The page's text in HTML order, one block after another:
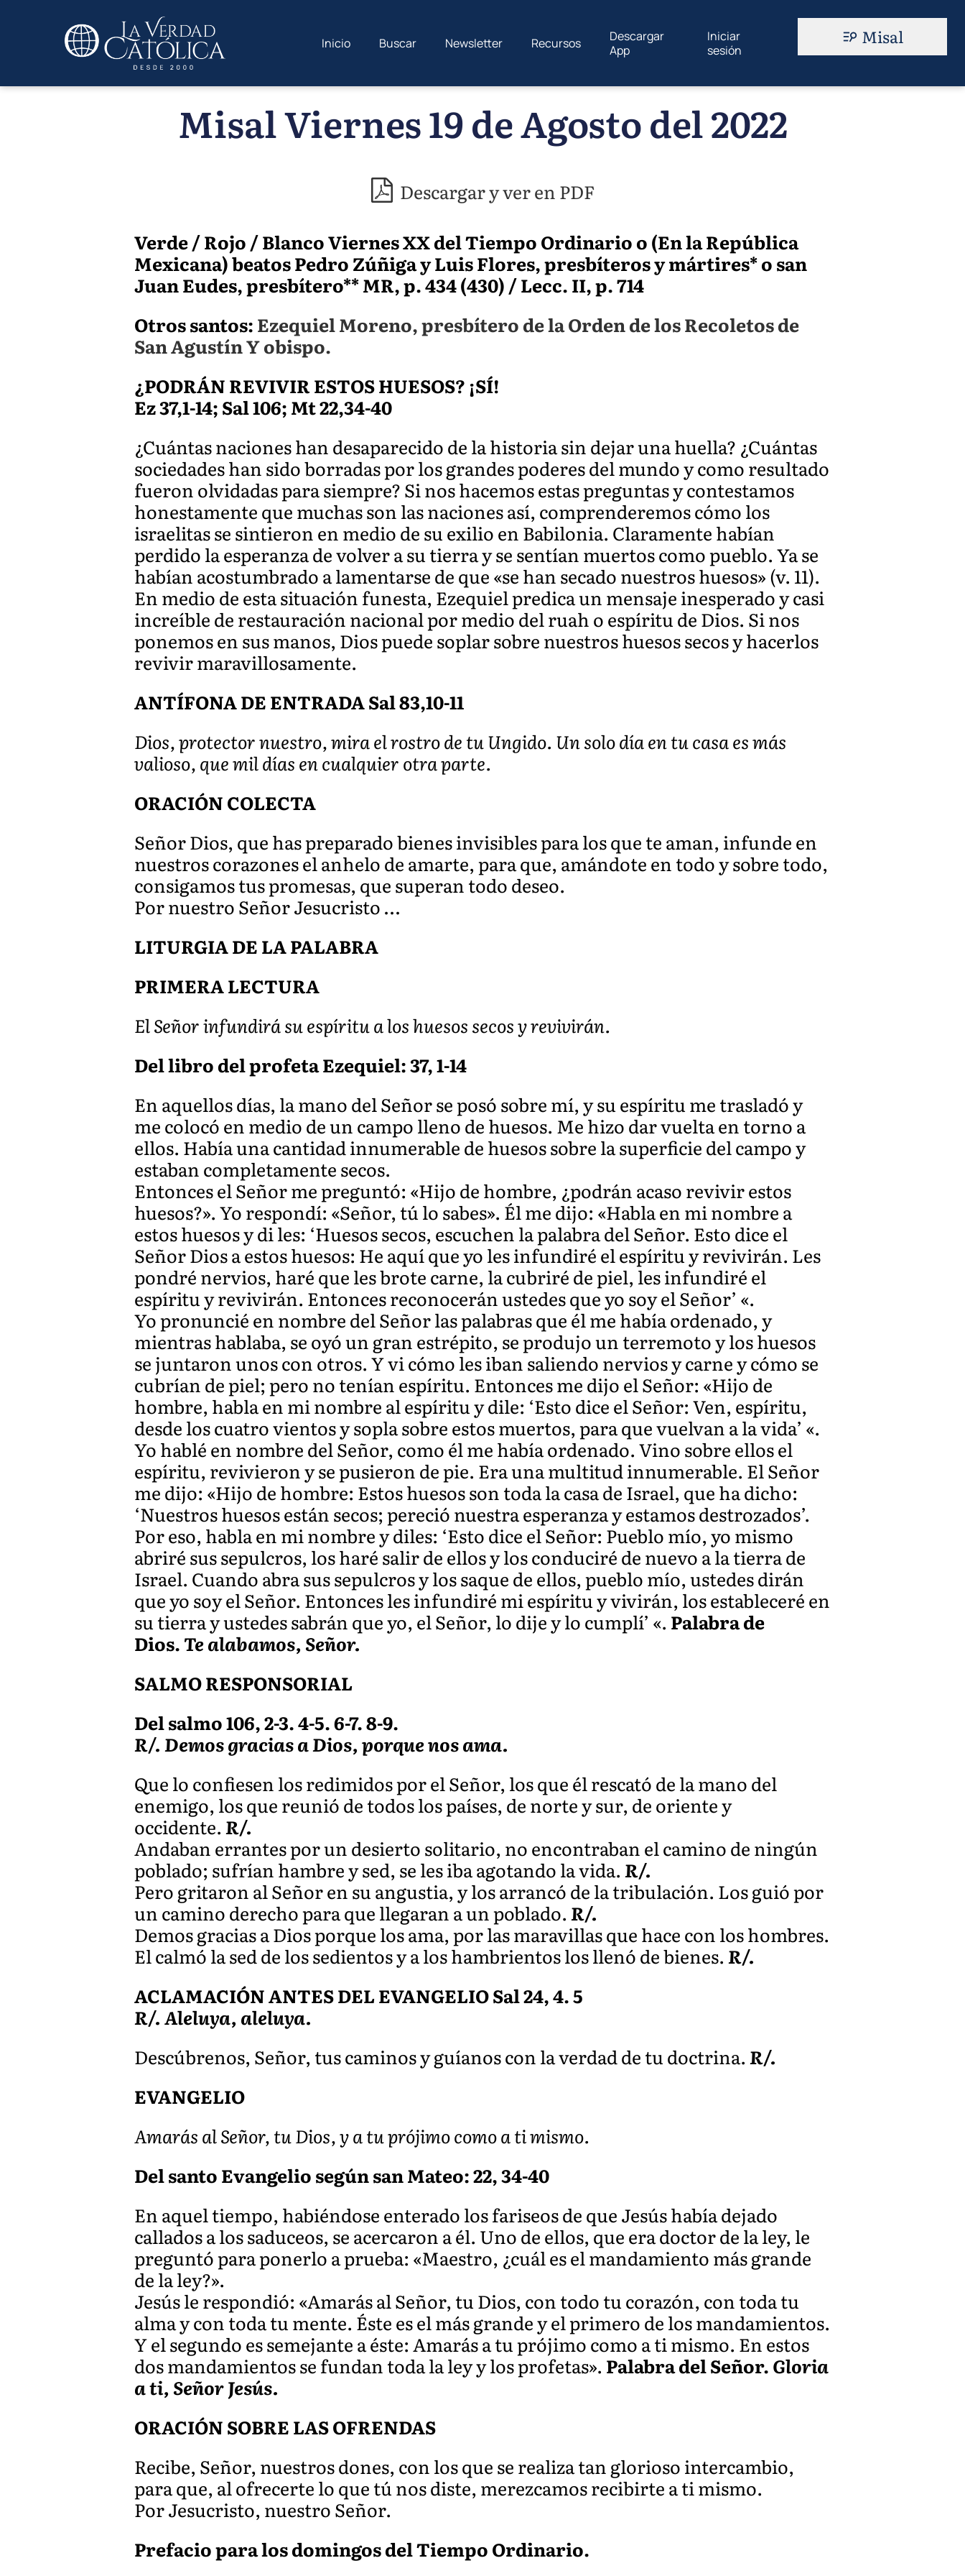
Inicio Buscar Newsletter Recursos
Descargar
App
Iniciar
sesión
Misal
Misal Viernes 19 de Agosto del 2022
Descargar y ver en PDF
Verde / Rojo / Blanco Viernes XX del Tiempo Ordinario o (En la República
Mexicana) beatos Pedro Zúñiga y Luis Flores, presbíteros y mártires* o san
Juan Eudes, presbítero** MR, p. 434 (430) / Lecc. II, p. 714
Otros santos:Ezequiel Moreno, presbítero de la Orden de los Recoletos de
San Agustín Y obispo.
¿PODRÁN REVIVIR ESTOS HUESOS? ¡SÍ!
Ez 37,1-14; Sal 106; Mt 22,34-40
¿Cuántas naciones han desaparecido de la historia sin dejar una huella? ¿Cuántas
sociedades han sido borradas por los grandes poderes del mundo y como resultado
fueron olvidadas para siempre? Si nos hacemos estas preguntas y contestamos
honestamente que muchas son las naciones así, comprenderemos cómo los
israelitas se sintieron en medio de su exilio en Babilonia. Claramente habían
perdido la esperanza de volver a su tierra y se sentían muertos como pueblo. Ya se
habían acostumbrado a lamentarse de que «se han secado nuestros huesos» (v. 11).
En medio de esta situación funesta, Ezequiel predica un mensaje inesperado y casi
increíble de restauración nacional por medio del ruah o espíritu de Dios. Si nos
ponemos en sus manos, Dios puede soplar sobre nuestros huesos secos y hacerlos
revivir maravillosamente.
ANTÍFONA DE ENTRADA Sal 83,10-11
Dios, protector nuestro, mira el rostro de tu Ungido. Un solo día en tu casa es más
valioso, que mil días en cualquier otra parte.
ORACIÓN COLECTA
Señor Dios, que has preparado bienes invisibles para los que te aman, infunde en
nuestros corazones el anhelo de amarte, para que, amándote en todo y sobre todo,
consigamos tus promesas, que superan todo deseo.
Por nuestro Señor Jesucristo …
LITURGIA DE LA PALABRA
PRIMERA LECTURA
El Señor infundirá su espíritu a los huesos secos y revivirán.
Del libro del profeta Ezequiel: 37, 1-14
En aquellos días, la mano del Señor se posó sobre mí, y su espíritu me trasladó y
me colocó en medio de un campo lleno de huesos. Me hizo dar vuelta en torno a
ellos. Había una cantidad innumerable de huesos sobre la superficie del campo y
estaban completamente secos.
Entonces el Señor me preguntó: «Hijo de hombre, ¿podrán acaso revivir estos
huesos?». Yo respondí: «Señor, tú lo sabes». Él me dijo: «Habla en mi nombre a
estos huesos y di les: ‘Huesos secos, escuchen la palabra del Señor. Esto dice el
Señor Dios a estos huesos: He aquí que yo les infundiré el espíritu y revivirán. Les
pondré nervios, haré que les brote carne, la cubriré de piel, les infundiré el
espíritu y revivirán. Entonces reconocerán ustedes que yo soy el Señor’ «.
Yo pronuncié en nombre del Señor las palabras que él me había ordenado, y
mientras hablaba, se oyó un gran estrépito, se produjo un terremoto y los huesos
se juntaron unos con otros. Y vi cómo les iban saliendo nervios y carne y cómo se
cubrían de piel; pero no tenían espíritu. Entonces me dijo el Señor: «Hijo de
hombre, habla en mi nombre al espíritu y dile: ‘Esto dice el Señor: Ven, espíritu,
desde los cuatro vientos y sopla sobre estos muertos, para que vuelvan a la vida’ «.
Yo hablé en nombre del Señor, como él me había ordenado. Vino sobre ellos el
espíritu, revivieron y se pusieron de pie. Era una multitud innumerable. El Señor
me dijo: «Hijo de hombre: Estos huesos son toda la casa de Israel, que ha dicho:
‘Nuestros huesos están secos; pereció nuestra esperanza y estamos destrozados’.
Por eso, habla en mi nombre y diles: ‘Esto dice el Señor: Pueblo mío, yo mismo
abriré sus sepulcros, los haré salir de ellos y los conduciré de nuevo a la tierra de
Israel. Cuando abra sus sepulcros y los saque de ellos, pueblo mío, ustedes dirán
que yo soy el Señor. Entonces les infundiré mi espíritu y vivirán, los estableceré en
su tierra y ustedes sabrán que yo, el Señor, lo dije y lo cumplí’ «. Palabra de
Dios.Te alabamos, Señor.
SALMO RESPONSORIAL
Del salmo 106, 2-3. 4-5. 6-7. 8-9.
R/. Demos gracias a Dios, porque nos ama.
Que lo confiesen los redimidos por el Señor, los que él rescató de la mano del
enemigo, los que reunió de todos los países, de norte y sur, de oriente y
occidente.R/.
Andaban errantes por un desierto solitario, no encontraban el camino de ningún
poblado; sufrían hambre y sed, se les iba agotando la vida.R/.
Pero gritaron al Señor en su angustia, y los arrancó de la tribulación. Los guió por
un camino derecho para que llegaran a un poblado.R/.
Demos gracias a Dios porque los ama, por las maravillas que hace con los hombres.
El calmó la sed de los sedientos y a los hambrientos los llenó de bienes.R/.
ACLAMACIÓN ANTES DEL EVANGELIO Sal 24, 4. 5
R/. Aleluya, aleluya.
Descúbrenos, Señor, tus caminos y guíanos con la verdad de tu doctrina.R/.
EVANGELIO
Amarás al Señor, tu Dios, y a tu prójimo como a ti mismo.
Del santo Evangelio según san Mateo: 22, 34-40
En aquel tiempo, habiéndose enterado los fariseos de que Jesús había dejado
callados a los saduceos, se acercaron a él. Uno de ellos, que era doctor de la ley, le
preguntó para ponerlo a prueba: «Maestro, ¿cuál es el mandamiento más grande
de la ley?».
Jesús le respondió: «Amarás al Señor, tu Dios, con todo tu corazón, con toda tu
alma y con toda tu mente. Éste es el más grande y el primero de los mandamientos.
Y el segundo es semejante a éste: Amarás a tu prójimo como a ti mismo. En estos
dos mandamientos se fundan toda la ley y los profetas». Palabra del Señor.Gloria
a ti, Señor Jesús.
ORACIÓN SOBRE LAS OFRENDAS
Recibe, Señor, nuestros dones, con los que se realiza tan glorioso intercambio,
para que, al ofrecerte lo que tú nos diste, merezcamos recibirte a ti mismo.
Por Jesucristo, nuestro Señor.
Prefacio para los domingos del Tiempo Ordinario.